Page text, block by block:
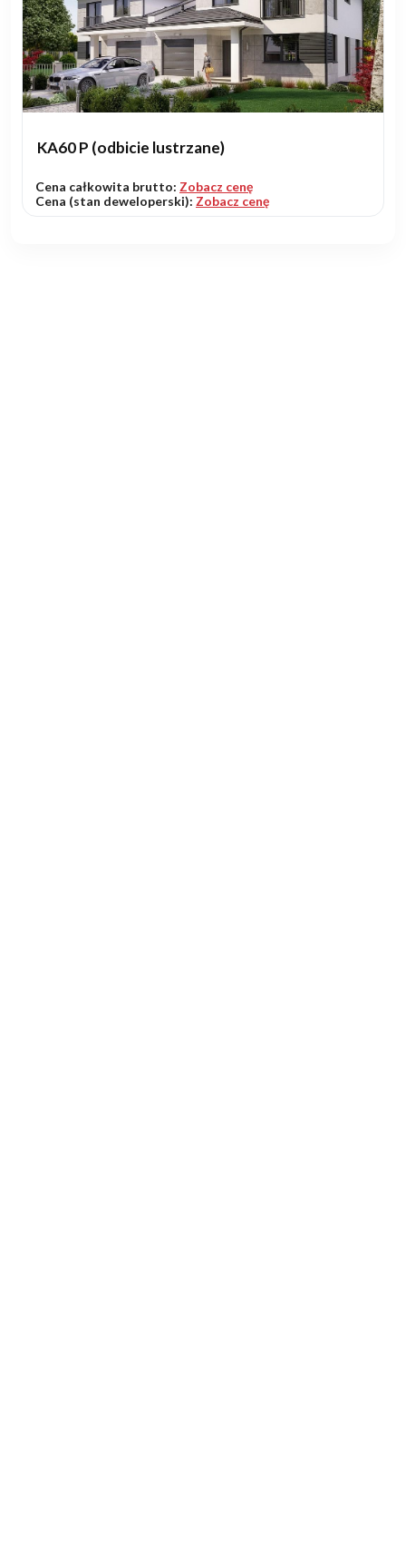
KA60 P (odbicie lustrzane)
Cena całkowita brutto: Zobacz cenę
Cena (stan deweloperski): Zobacz cenę